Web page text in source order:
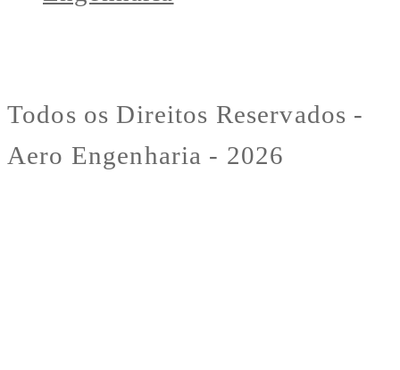
Todos os Direitos Reservados -
Aero Engenharia - 2026